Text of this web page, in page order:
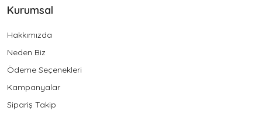
Kurumsal
Hakkımızda
Neden Biz
Ödeme Seçenekleri
Kampanyalar
Sipariş Takip